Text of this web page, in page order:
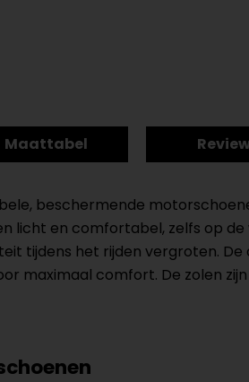
Maattabel
beschermende
licht en comfortabel, zelfs op
tijdens het rijden vergroten.
maximaal comfort. De zolen